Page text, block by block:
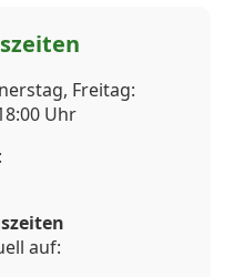
Freitag:
Uhr
auf: